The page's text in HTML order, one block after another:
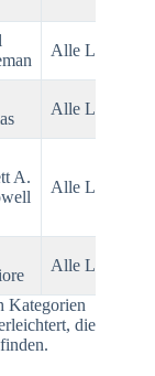
Alle Levels
Alle Levels
A.
Alle Levels
Alle Levels
Kategorien
die